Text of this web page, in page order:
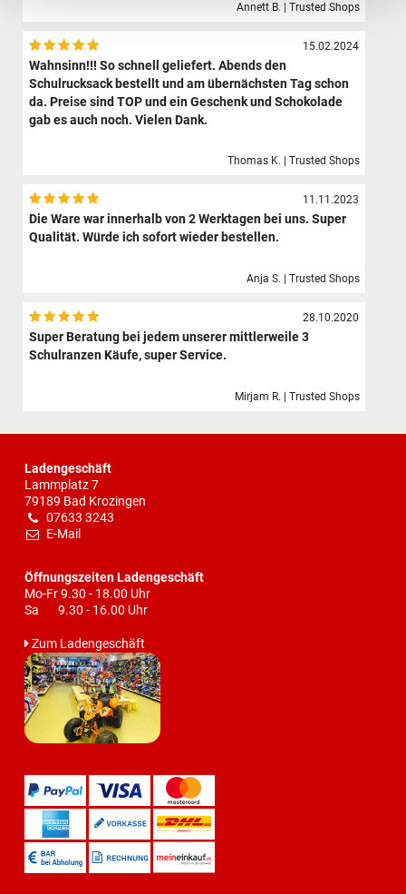
Annett B. | Trusted Shops
15.02.2024
Wahnsinn!!! So schnell geliefert. Abends den
Schulrucksack bestellt und am übernächsten Tag schon
da. Preise sind TOP und ein Geschenk und Schokolade
gab es auch noch. Vielen Dank.
Thomas K. | Trusted Shops
11.11.2023
Die Ware war innerhalb von 2 Werktagen bei uns. Super
Qualität. Würde ich sofort wieder bestellen.
Anja S. | Trusted Shops
28.10.2020
Super Beratung bei jedem unserer mittlerweile 3
Schulranzen Käufe, super Service.
Mirjam R. | Trusted Shops
Ladengeschäft
Lammplatz 7
79189 Bad Krozingen
07633 3243
E-Mail
Öffnungszeiten Ladengeschäft
Mo-Fr 9.30 - 18.00 Uhr
Sa 9.30 - 16.00 Uhr
Zum Ladengeschäft